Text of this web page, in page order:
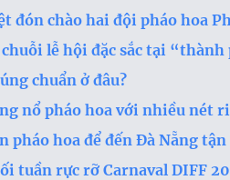
đón chào hai đội pháo hoa
lễ hội đặc sắc tại “thành
chuẩn ở đâu?
nổ pháo hoa với nhiều nét
pháo hoa để đến Đà Nẵng
tuần rực rỡ Carnaval DIFF